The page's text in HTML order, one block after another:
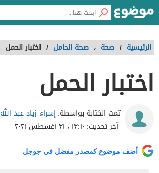
الرئيسية / صحة ، صحة الحامل / اختبار الحمل
اختبار الحمل
تمت الكتابة بواسطة:إسراء زياد عبد الله
آخر تحديث: ١٣:١٠ ، ٣١ أغسطس ٢٠٢١
أضف موضوع كمصدر مفضل في جوجل